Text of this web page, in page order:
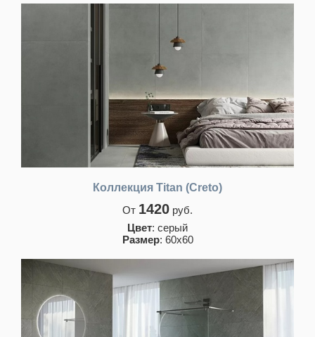
Коллекция Titan (Creto)
От 1420 руб.
Цвет: серый
Размер: 60х60